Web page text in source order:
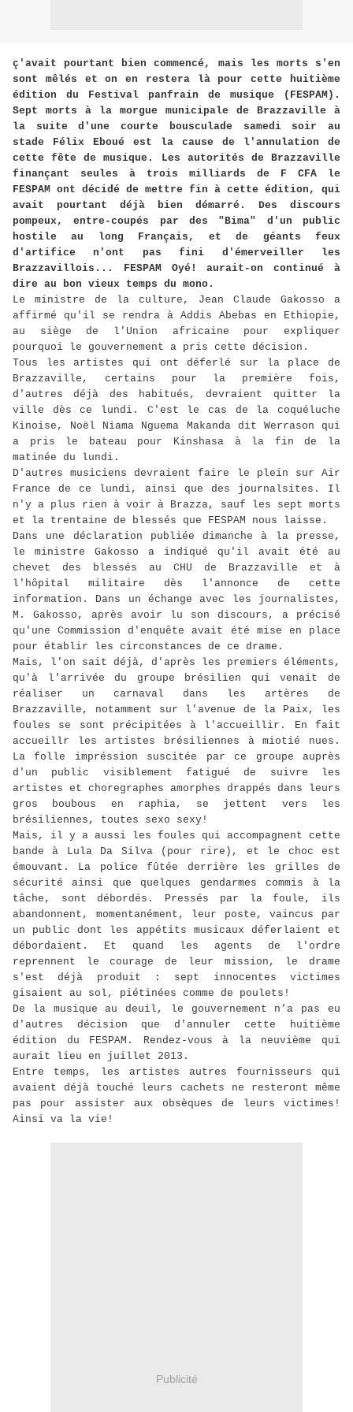
ç'avait pourtant bien commencé, mais les morts s'en
sont mêlés et on en restera là pour cette huitième
édition du Festival panfrain de musique (FESPAM).
Sept morts à la morgue municipale de Brazzaville à
la suite d'une courte bousculade samedi soir au
stade Félix Eboué est la cause de l'annulation de
cette fête de musique. Les autorités de Brazzaville
finançant seules à trois milliards de F CFA le
FESPAM ont décidé de mettre fin à cette édition, qui
avait pourtant déjà bien démarré. Des discours
pompeux, entre-coupés par des "Bima" d'un public
hostile au long Français, et de géants feux
d'artifice n'ont pas fini d'émerveiller les
Brazzavillois... FESPAM Oyé! aurait-on continué à
dire au bon vieux temps du mono.
Le ministre de la culture, Jean Claude Gakosso a
affirmé qu'il se rendra à Addis Abebas en Ethiopie,
au siège de l'Union africaine pour expliquer
pourquoi le gouvernement a pris cette décision.
Tous les artistes qui ont déferlé sur la place de
Brazzaville, certains pour la première fois,
d'autres déjà des habitués, devraient quitter la
ville dès ce lundi. C'est le cas de la coquéluche
Kinoise, Noël Niama Nguema Makanda dit Werrason qui
a pris le bateau pour Kinshasa à la fin de la
matinée du lundi.
D'autres musiciens devraient faire le plein sur Air
France de ce lundi, ainsi que des journalsites. Il
n'y a plus rien à voir à Brazza, sauf les sept morts
et la trentaine de blessés que FESPAM nous laisse.
Dans une déclaration publiée dimanche à la presse,
le ministre Gakosso a indiqué qu'il avait été au
chevet des blessés au CHU de Brazzaville et à
l'hôpital militaire dès l'annonce de cette
information. Dans un échange avec les journalistes,
M. Gakosso, après avoir lu son discours, a précisé
qu'une Commission d'enquête avait été mise en place
pour établir les circonstances de ce drame.
Mais, l'on sait déjà, d'après les premiers éléments,
qu'à l'arrivée du groupe brésilien qui venait de
réaliser un carnaval dans les artères de
Brazzaville, notamment sur l'avenue de la Paix, les
foules se sont précipitées à l'accueillir. En fait
accueillr les artistes brésiliennes à miotié nues.
La folle impréssion suscitée par ce groupe auprès
d'un public visiblement fatigué de suivre les
artistes et choregraphes amorphes drappés dans leurs
gros boubous en raphia, se jettent vers les
brésiliennes, toutes sexo sexy!
Mais, il y a aussi les foules qui accompagnent cette
bande à Lula Da Silva (pour rire), et le choc est
émouvant. La police fûtée derrière les grilles de
sécurité ainsi que quelques gendarmes commis à la
tâche, sont débordés. Pressés par la foule, ils
abandonnent, momentanément, leur poste, vaincus par
un public dont les appétits musicaux déferlaient et
débordaient. Et quand les agents de l'ordre
reprennent le courage de leur mission, le drame
s'est déjà produit : sept innocentes victimes
gisaient au sol, piétinées comme de poulets!
De la musique au deuil, le gouvernement n'a pas eu
d'autres décision que d'annuler cette huitième
édition du FESPAM. Rendez-vous à la neuvième qui
aurait lieu en juillet 2013.
Entre temps, les artistes autres fournisseurs qui
avaient déjà touché leurs cachets ne resteront même
pas pour assister aux obsèques de leurs victimes!
Ainsi va la vie!
Publicité